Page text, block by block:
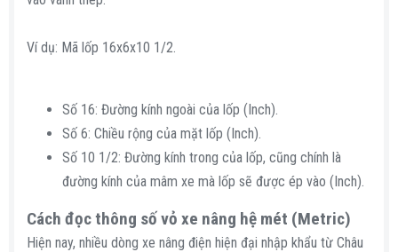
Ví dụ: Mã lốp 16x6x10 1/2.
Số 16: Đường kính ngoài của lốp (Inch).
Số 6: Chiều rộng của mặt lốp (Inch).
Số 10 1/2: Đường kính trong của lốp, cũng chính là
đường kính của mâm xe mà lốp sẽ được ép vào (Inch).
Cách đọc thông số vỏ xe nâng hệ mét (Metric)​
Hiện nay, nhiều dòng xe nâng điện hiện đại nhập khẩu từ Châu